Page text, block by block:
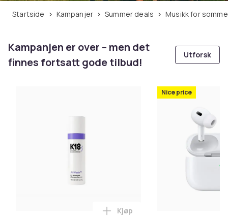
Startside Kampanjer Summer deals Musikk for
Kampanjen er over – men det
finnes fortsatt gode tilbud!
Utforsk
Legg K18 Airwash Dry
Kjøp
Nice price